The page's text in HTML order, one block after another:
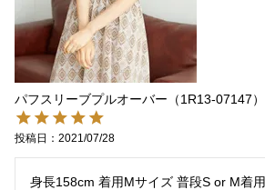
パフスリーブプルオーバー（1R13-07147）
投稿日 2021/07/28
身長158cm 着用Mサイズ 普段S or M着用